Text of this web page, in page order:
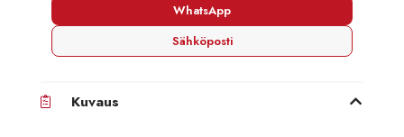
WhatsApp
Sähköposti
Kuvaus